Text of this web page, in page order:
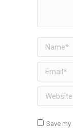
Name *
Email *
Website
Save